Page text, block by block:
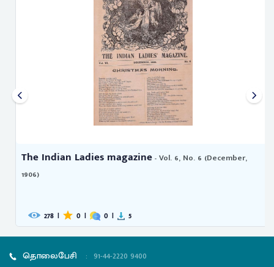
The Indian Ladies magazine- Vol. 6, No. 6 (December,
1906)
278 | 0 | 0 | 5
தொலைபேசி : 91-44-2220 9400